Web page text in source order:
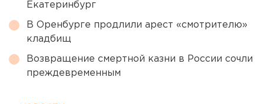
Екатеринбург
В Оренбурге продлили арест «смотрителю»
кладбищ
Возвращение смертной казни в России сочли
преждевременным